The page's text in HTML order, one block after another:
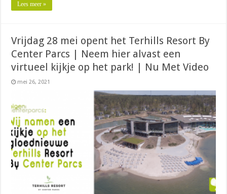
Lees meer »
Vrijdag 28 mei opent het Terhills Resort By
Center Parcs | Neem hier alvast een
virtueel kijkje op het park! | Nu Met Video
mei 26, 2021